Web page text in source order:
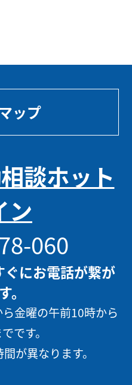
ップ
談ホット
ン
060
にお電話が繋が
。
金曜の午前10時から
です。
が異なります。